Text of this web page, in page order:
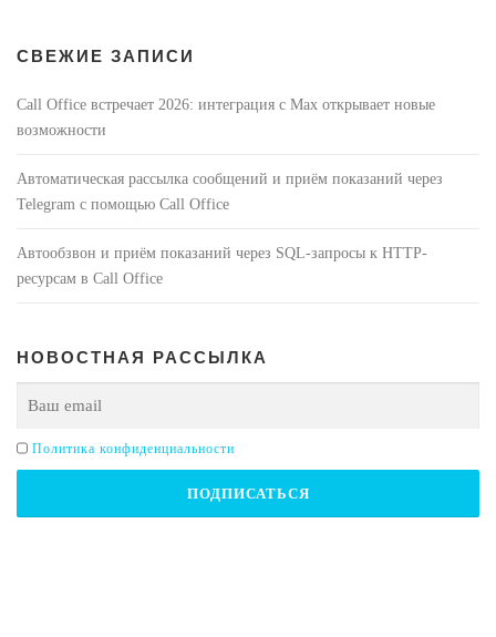
СВЕЖИЕ ЗАПИСИ
Call Office встречает 2026: интеграция с Max открывает новые
возможности
Автоматическая рассылка сообщений и приём показаний через
Telegram с помощью Call Office
Автообзвон и приём показаний через SQL-запросы к HTTP-
ресурсам в Call Office
НОВОСТНАЯ РАССЫЛКА
Политика конфиденциальности